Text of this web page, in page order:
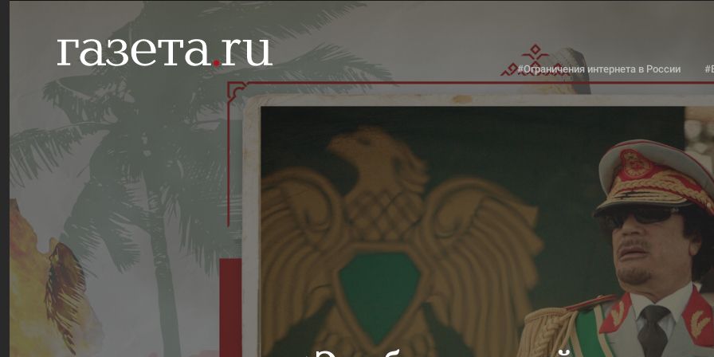
#Ограничения интернета в России